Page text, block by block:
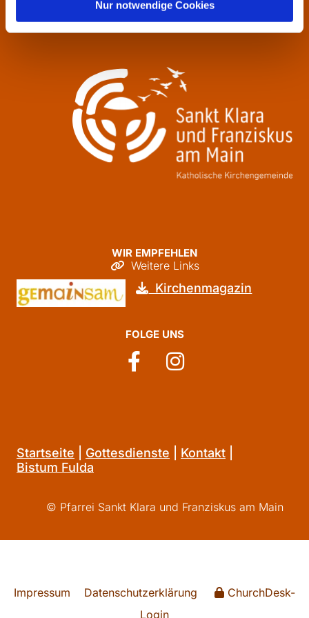
Nur notwendige Cookies
Freitag
09:30 - 12:00
WIR EMPFEHLEN
 Weitere Links
 Kirchenmagazin
FOLGE UNS
Startseite Gottesdienste Kontakt
Bistum Fulda
© Pfarrei Sankt Klara und Franziskus am Main
Impressum Datenschutzerklärung
ChurchDesk-
Login